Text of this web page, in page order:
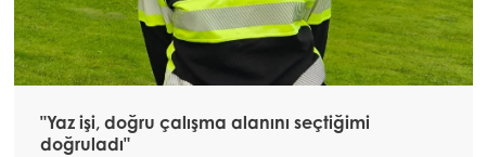
"Yaz işi, doğru çalışma alanını seçtiğimi
doğruladı"